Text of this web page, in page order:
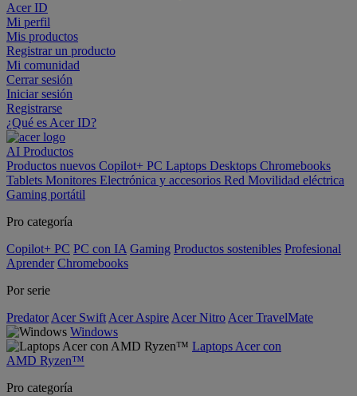
Acer ID
Mi perfil
Mis productos
Registrar un producto
Mi comunidad
Cerrar sesión
Iniciar sesión
Registrarse
¿Qué es Acer ID?
AI Productos
Productos nuevos Copilot+ PC Laptops Desktops Chromebooks
Tablets Monitores Electrónica y accesorios Red Movilidad eléctrica
Gaming portátil
Pro categoría
Copilot+ PC PC con IA Gaming Productos sostenibles Profesional
Aprender Chromebooks
Por serie
Predator Acer Swift Acer Aspire Acer Nitro Acer TravelMate
Windows
Laptops Acer con
AMD Ryzen™
Pro categoría